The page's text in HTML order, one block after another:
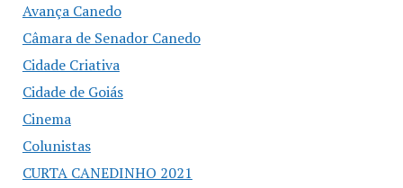
Avança Canedo
Câmara de Senador Canedo
Cidade Criativa
Cidade de Goiás
Cinema
Colunistas
CURTA CANEDINHO 2021